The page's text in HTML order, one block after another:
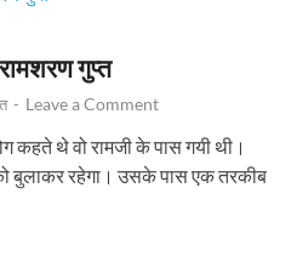
गुप्त
- Leave a Comment
कहते थे वो रामजी के पास गयी थी।
बुलाकर रहेगा। उसके पास एक तरकीब